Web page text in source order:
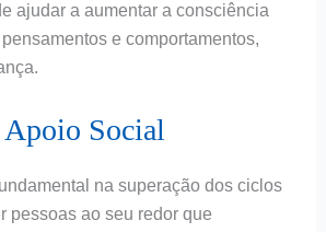
ajudar a aumentar a consciência
e comportamentos,
Apoio Social
na superação dos ciclos
pessoas ao seu redor que